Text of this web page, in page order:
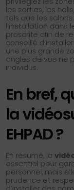
les sorties, les
tels que les
l’installation dans
proscrite afin de
conseillé
une plus grande
angles de vue ne
individus.
En bref,
la
EHPAD ?
En résumé, la
essentiel pour
personnel, mais
prudence et